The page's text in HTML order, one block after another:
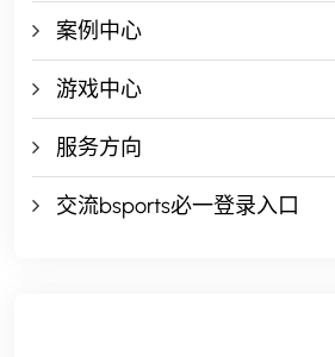
案例中心
游戏中心
服务方向
交流bsports必一登录入口